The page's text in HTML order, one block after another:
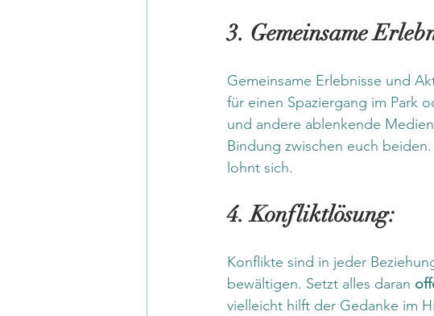
3. Gemeinsame
Gemeinsame Erlebnisse und
für einen Spaziergang im Park
und andere ablenkende
Bindung zwischen euch
lohnt sich.
4. Konfliktlösung:
Konflikte sind in jeder
bewältigen. Setzt alles daran
vielleicht hilft der Gedanke im